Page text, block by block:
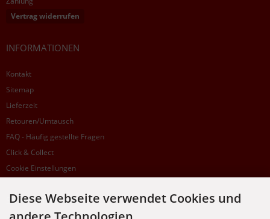
Vertrag widerrufen
INFORMATIONEN
Kontakt
Sitemap
Lieferzeit
Retouren/Umtausch
FAQ - Häufig gestellte Fragen
Click & Collect
Cookie Einstellungen
SUPPORTHOTLINE
Diese Webseite verwendet Cookies und